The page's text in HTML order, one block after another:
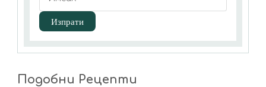
Подобни Рецепти